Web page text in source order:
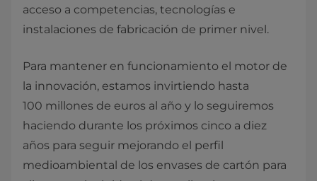
acceso a competencias, tecnologías e
instalaciones de fabricación de primer nivel.
Para mantener en funcionamiento el motor de
la innovación, estamos invirtiendo hasta
100 millones de euros al año y lo seguiremos
haciendo durante los próximos cinco a diez
años para seguir mejorando el perfil
medioambiental de los envases de cartón para